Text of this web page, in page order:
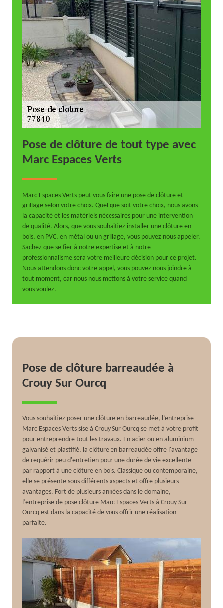
Pose de clôture de tout type avec
Marc Espaces Verts
Marc Espaces Verts peut vous faire une pose de clôture et
grillage selon votre choix. Quel que soit votre choix, nous avons
la capacité et les matériels nécessaires pour une intervention
de qualité. Alors, que vous souhaitiez installer une clôture en
bois, en PVC, en métal ou un grillage, vous pouvez nous appeler.
Sachez que se fier à notre expertise et à notre
professionnalisme sera votre meilleure décision pour ce projet.
Nous attendons donc votre appel, vous pouvez nous joindre à
tout moment, car nous nous mettons à votre service quand
vous voulez.
Pose de clôture barreaudée à
Crouy Sur Ourcq
Vous souhaitiez poser une clôture en barreaudée, l’entreprise
Marc Espaces Verts sise à Crouy Sur Ourcq se met à votre profit
pour entreprendre tout les travaux. En acier ou en aluminium
galvanisé et plastifié, la clôture en barreaudée offre l'avantage
de requérir peu d'entretien pour une durée de vie excellente
par rapport à une clôture en bois. Classique ou contemporaine,
elle se présente sous différents aspects et offre plusieurs
avantages. Fort de plusieurs années dans le domaine,
l’entreprise de pose clôture Marc Espaces Verts à Crouy Sur
Ourcq est dans la capacité de vous offrir une réalisation
parfaite.